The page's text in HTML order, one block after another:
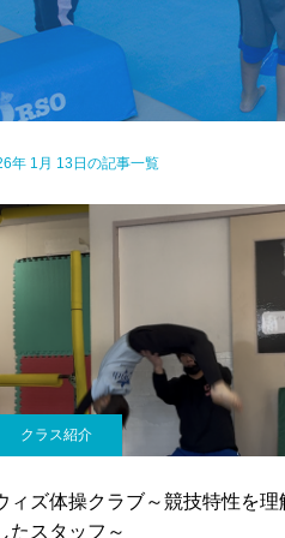
年 1月 13日の記事一覧
クラス紹介
ィズ体操クラブ～競技特性を理
たスタッフ～